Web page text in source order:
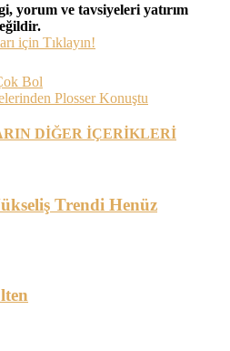
yorum ve tavsiyeleri yatırım
için Tıklayın!
Bol
Plosser Konuştu
DİĞER İÇERİKLERİ
Trendi Henüz